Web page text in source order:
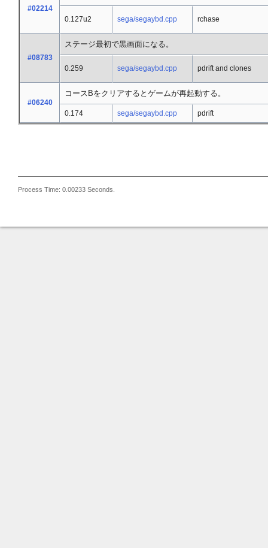
#02214
0.127u2 sega/segaybd.cpp rchase
#08783
ステージ最初で黒画面になる。
0.259 sega/segaybd.cpp pdrift and clones
#06240
コースBをクリアするとゲームが再起動する。
0.174 sega/segaybd.cpp pdrift
Process Time: 0.00233 Seconds.